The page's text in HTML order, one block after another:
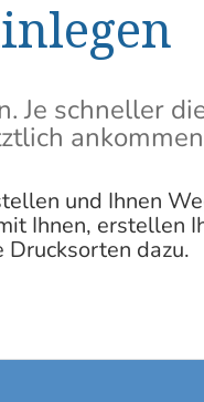
Je schneller
und Ihnen
Ihnen, erstellen
dazu.